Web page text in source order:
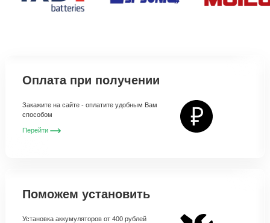
Оплата при получении
Закажите на сайте - оплатите удобным Вам
способом
Перейти
Поможем установить
Установка аккумуляторов от 400 рублей